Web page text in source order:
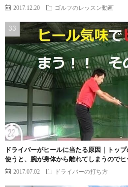
2017.12.20 ゴルフのレッスン動画
ドライバーがヒールに当たる原因｜トッ
使うと、腕が身体から離れてしまうのでヒ
2017.07.02 ドライバーの打ち方